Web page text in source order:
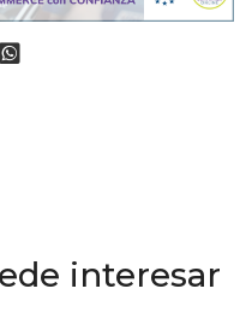
interesar